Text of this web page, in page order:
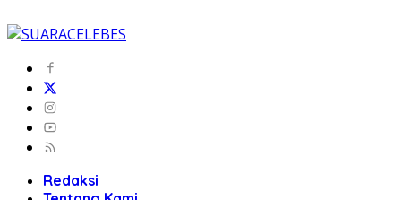
Redaksi